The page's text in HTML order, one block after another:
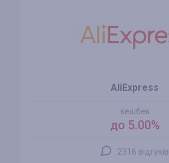
AliExpress
кешбек
до 5.00%
2316 відгуків